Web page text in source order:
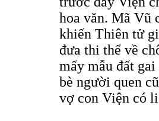
hoa văn. Mã Vũ
khiến Thiên tử
đưa thi thể về
mấy mẫu đất
bè người quen
vợ con Viện có